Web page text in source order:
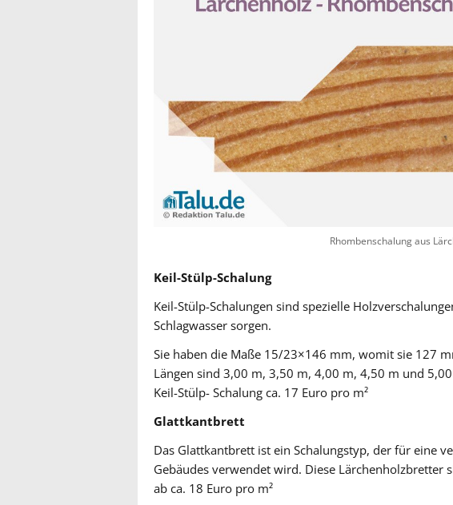
Rhombenschalung aus
Keil-Stülp-Schalung
Keil-Stülp-Schalungen sind spezielle
Schlagwasser sorgen.
Sie haben die Maße 15/23×146 mm, womit sie 127
Längen sind 3,00 m, 3,50 m, 4,00 m, 4,50 m und
Keil-Stülp- Schalung ca. 17 Euro pro m²
Glattkantbrett
Das Glattkantbrett ist ein Schalungstyp, der für eine
Gebäudes verwendet wird. Diese Lärchenholzbretter
ab ca. 18 Euro pro m²